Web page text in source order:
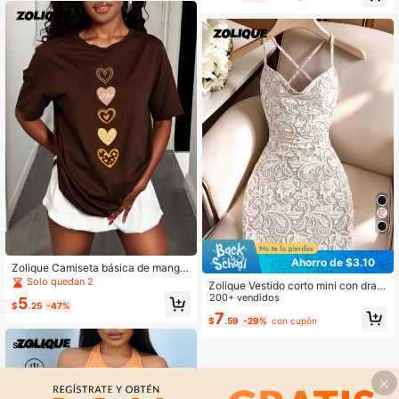
Zolique Camiseta básica de manga
caída con estampado de corazón, c
orte holgado, para mujer
Solo quedan 2
$5.25 -47%
Ahorro de $3.10
Zolique Vestido corto mini con drap
eado y diseño cruzado para mujer
200+ vendidos
$7.59 -29% con cupón